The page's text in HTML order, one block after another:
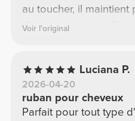
au toucher, il maintient
cheveux en place.
Voir l'original
Luciana P.
2026-04-20
ruban pour cheveux
Parfait pour tout type